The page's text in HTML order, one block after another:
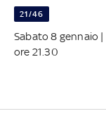
21/46
Sabato 8 gennaio |
ore 21.30